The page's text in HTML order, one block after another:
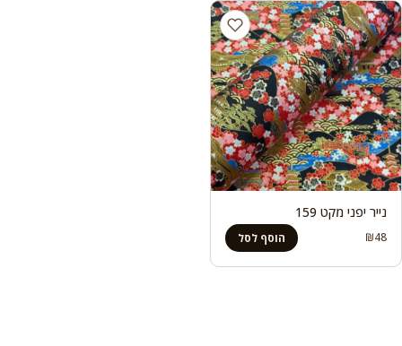
נייר יפני מקט 159
₪48 הוסף לסל